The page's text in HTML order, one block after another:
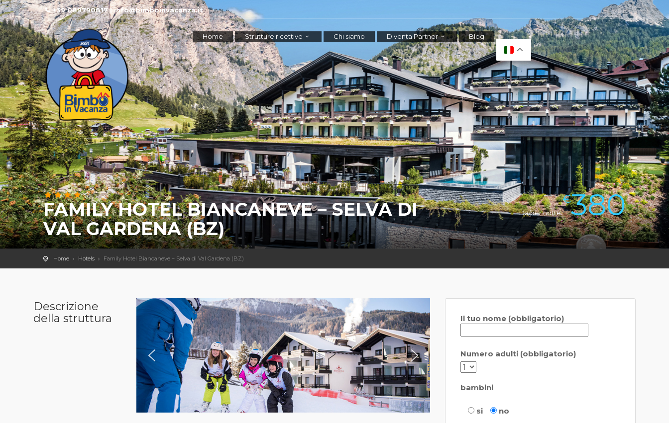
+39 089790817 | info@bimboinvacanza.it
Home Strutture ricettive Chi siamo Diventa Partner Blog
FAMILY HOTEL BIANCANEVE – SELVA DI
VAL GARDENA (BZ)
Da/per notte
€380
Home Hotels Family Hotel Biancaneve – Selva di Val Gardena (BZ)
Descrizione
della struttura
Il tuo nome (obbligatorio)
Numero adulti (obbligatorio)
bambini
si no